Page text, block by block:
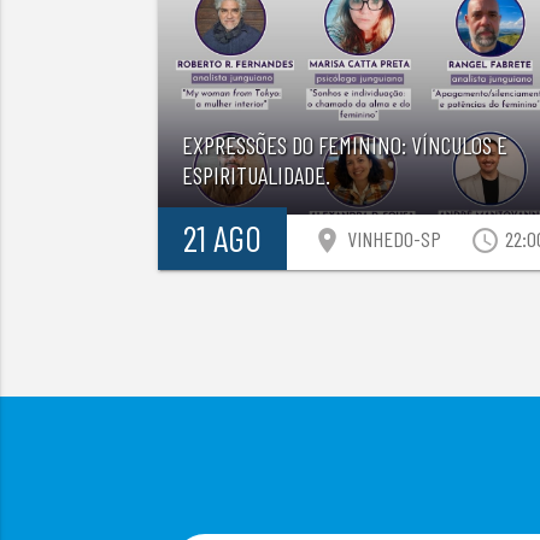
EXPRESSÕES DO FEMININO: VÍNCULOS E
ESPIRITUALIDADE.
21 AGO location_on VINHEDO-SP access_time